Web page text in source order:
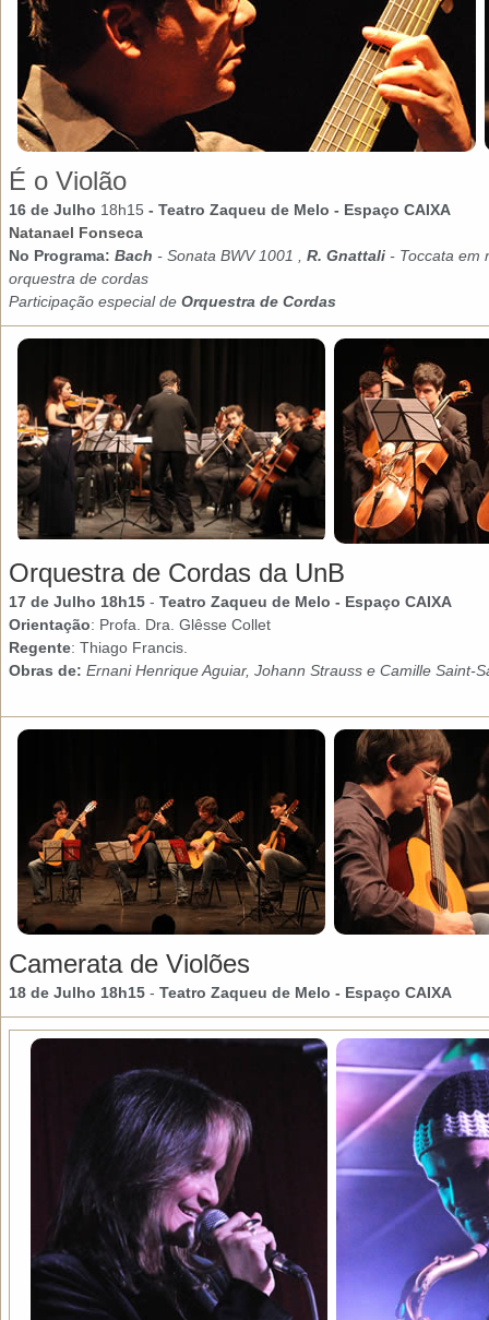
É o Violão
16 de Julho 18h15 - Teatro Zaqueu de Melo - Espaço CAIXA
Natanael Fonseca
No Programa: Bach - Sonata BWV 1001 , R. Gnattali - Toccata em
orquestra de cordas
Participação especial de Orquestra de Cordas
Orquestra de Cordas da UnB
17 de Julho 18h15 - Teatro Zaqueu de Melo - Espaço CAIXA
Orientação: Profa. Dra. Glêsse Collet
Regente: Thiago Francis.
Obras de: Ernani Henrique Aguiar, Johann Strauss e Camille Saint-
Camerata de Violões
18 de Julho 18h15 - Teatro Zaqueu de Melo - Espaço CAIXA